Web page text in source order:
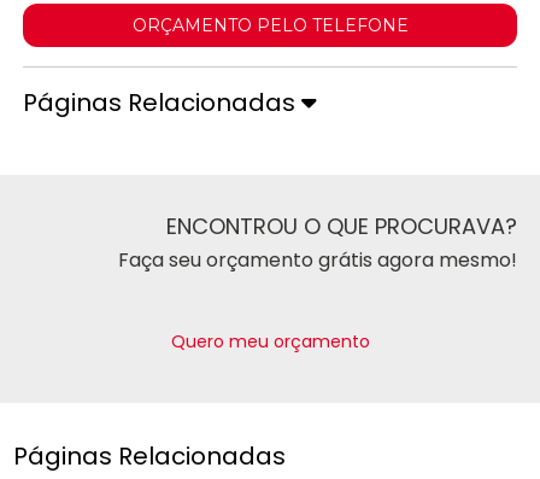
ORÇAMENTO PELO TELEFONE
Páginas Relacionadas
ENCONTROU O QUE PROCURAVA?
Faça seu orçamento grátis agora mesmo!
Quero meu orçamento
Páginas Relacionadas